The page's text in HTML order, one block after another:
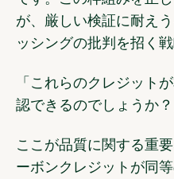
が、厳しい検証に耐え
ッシングの批判を招く
「これらのクレジット
認できるのでしょうか？
ここが品質に関する重
ーボンクレジットが同